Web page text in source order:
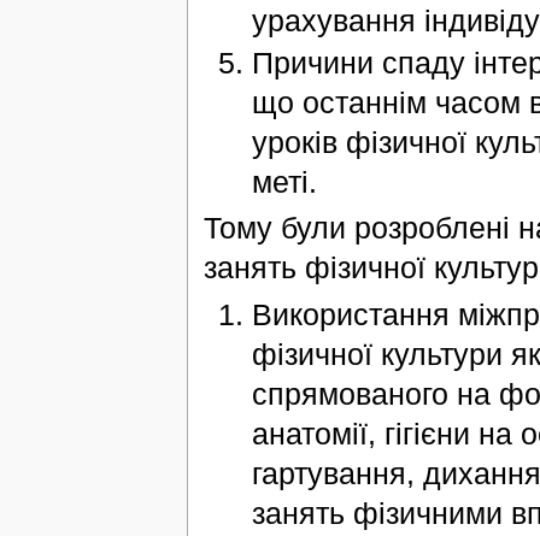
урахування
Причини спаду
що останнім часом
уроків фізичної
меті.
Тому були розроблені
занять фізичної
Використання
фізичної культури
спрямованого на
анатомії, гігієни
гартування,
занять фізичними